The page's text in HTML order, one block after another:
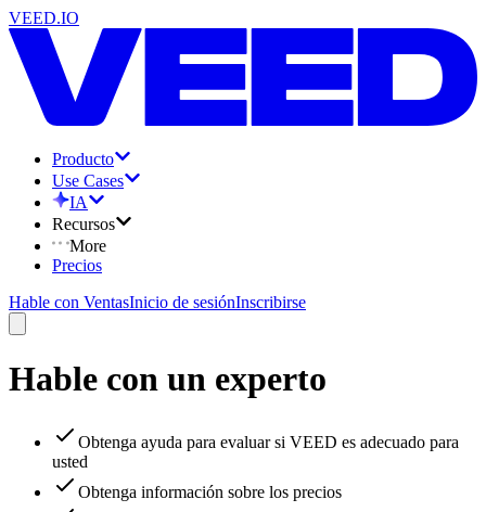
VEED.IO
Producto
Use Cases
IA
Recursos
More
Precios
Hable con VentasInicio de sesiónInscribirse
Hable con un experto
Obtenga ayuda para evaluar si VEED es adecuado para
usted
Obtenga información sobre los precios